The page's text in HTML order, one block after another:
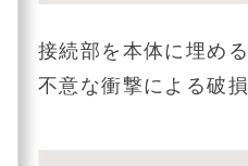
接続部を本体に埋め
不意な衝撃による破